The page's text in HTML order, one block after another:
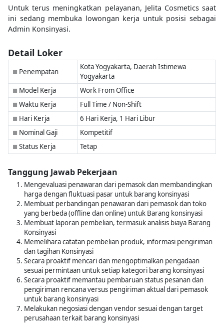
Untuk terus meningkatkan pelayanan, Jelita Cosmetics saat
ini sedang membuka lowongan kerja untuk posisi sebagai
Admin Konsinyasi.
Detail Loker
■ Penempatan
Kota Yogyakarta, Daerah Istimewa
Yogyakarta
■ Model Kerja Work From Office
■ Waktu Kerja Full Time / Non-Shift
■ Hari Kerja 6 Hari Kerja, 1 Hari Libur
■ Nominal Gaji Kompetitif
■ Status Kerja Tetap
Tanggung Jawab Pekerjaan
Mengevaluasi penawaran dari pemasok dan membandingkan
harga dengan fluktuasi pasar untuk barang konsinyasi
Membuat perbandingan penawaran dari pemasok dan toko
yang berbeda (offline dan online) untuk Barang konsinyasi
Membuat laporan pembelian, termasuk analisis biaya Barang
Konsinyasi
Memelihara catatan pembelian produk, informasi pengiriman
dan tagihan Konsinyasi
Secara proaktif mencari dan mengoptimalkan pengadaan
sesuai permintaan untuk setiap kategori barang konsinyasi
Secara proaktif memantau pembaruan status pesanan dan
pengiriman rencana versus pengiriman aktual dari pemasok
untuk barang konsinyasi
Melakukan negosiasi dengan vendor sesuai dengan target
perusahaan terkait barang konsinyasi